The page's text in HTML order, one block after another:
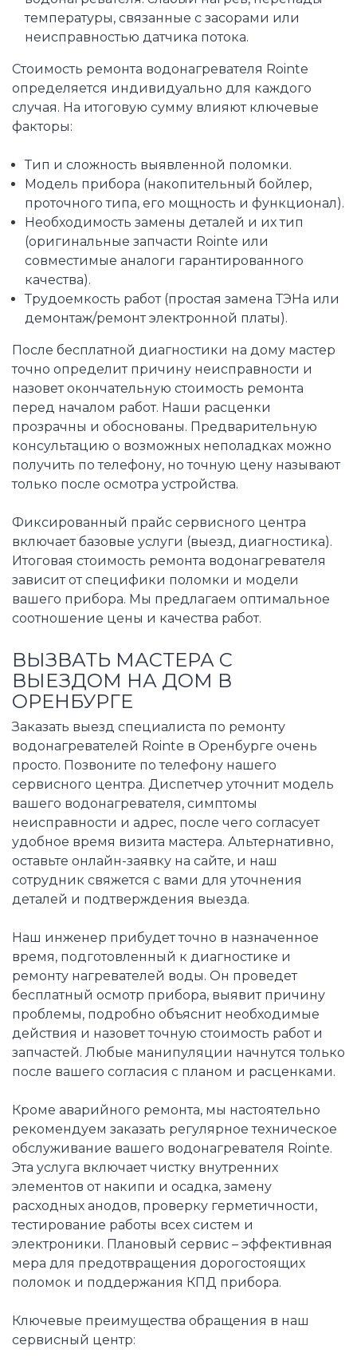
температуры, связанные с засорами или
неисправностью датчика потока.
Стоимость ремонта водонагревателя Rointe
определяется индивидуально для каждого
случая. На итоговую сумму влияют ключевые
факторы:
Тип и сложность выявленной поломки.
Модель прибора (накопительный бойлер,
проточного типа, его мощность и функционал).
Необходимость замены деталей и их тип
(оригинальные запчасти Rointe или
совместимые аналоги гарантированного
качества).
Трудоемкость работ (простая замена ТЭНа или
демонтаж/ремонт электронной платы).
После бесплатной диагностики на дому мастер
точно определит причину неисправности и
назовет окончательную стоимость ремонта
перед началом работ. Наши расценки
прозрачны и обоснованы. Предварительную
консультацию о возможных неполадках можно
получить по телефону, но точную цену называют
только после осмотра устройства.
Фиксированный прайс сервисного центра
включает базовые услуги (выезд, диагностика).
Итоговая стоимость ремонта водонагревателя
зависит от специфики поломки и модели
вашего прибора. Мы предлагаем оптимальное
соотношение цены и качества работ.
ВЫЗВАТЬ МАСТЕРА С
ВЫЕЗДОМ НА ДОМ В
ОРЕНБУРГЕ
Заказать выезд специалиста по ремонту
водонагревателей Rointe в Оренбурге очень
просто. Позвоните по телефону нашего
сервисного центра. Диспетчер уточнит модель
вашего водонагревателя, симптомы
неисправности и адрес, после чего согласует
удобное время визита мастера. Альтернативно,
оставьте онлайн-заявку на сайте, и наш
сотрудник свяжется с вами для уточнения
деталей и подтверждения выезда.
Наш инженер прибудет точно в назначенное
время, подготовленный к диагностике и
ремонту нагревателей воды. Он проведет
бесплатный осмотр прибора, выявит причину
проблемы, подробно объяснит необходимые
действия и назовет точную стоимость работ и
запчастей. Любые манипуляции начнутся только
после вашего согласия с планом и расценками.
Кроме аварийного ремонта, мы настоятельно
рекомендуем заказать регулярное техническое
обслуживание вашего водонагревателя Rointe.
Эта услуга включает чистку внутренних
элементов от накипи и осадка, замену
расходных анодов, проверку герметичности,
тестирование работы всех систем и
электроники. Плановый сервис – эффективная
мера для предотвращения дорогостоящих
поломок и поддержания КПД прибора.
Ключевые преимущества обращения в наш
сервисный центр: